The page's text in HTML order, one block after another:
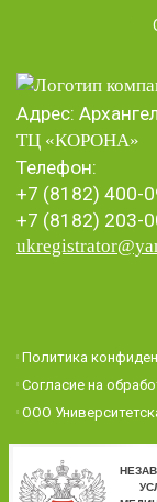
Адрес:
ТЦ «КОРОНА»
Телефон:
+7 (8182) 400-
+7 (8182) 203-
Политика
Согласие на
ООО